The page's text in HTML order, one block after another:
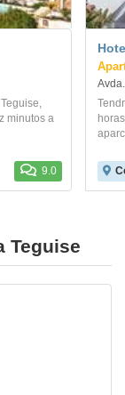
minutos a
9.0
Teguise